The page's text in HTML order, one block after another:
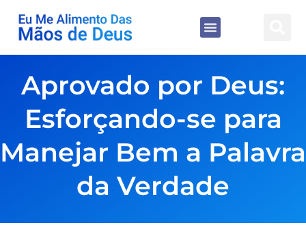
Aprovado por Deus:
Esforçando-se para
Manejar Bem a Palavra
da Verdade